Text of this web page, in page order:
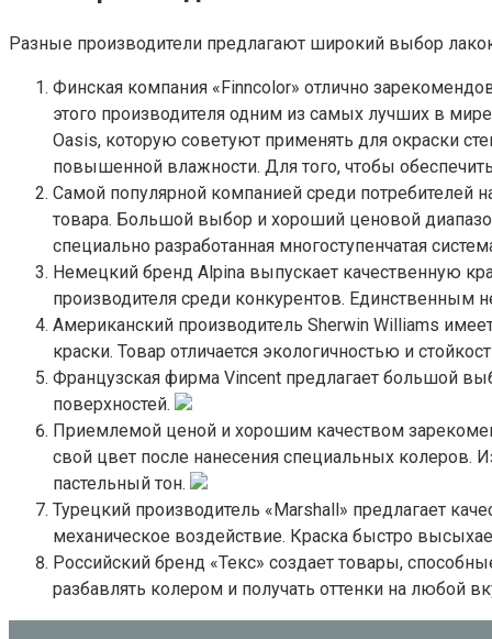
Разные производители предлагают широкий выбор
Финская компания «Finncolor» отлично
этого производителя одним из самых лучших в
Oasis, которую советуют применять для окраски
повышенной влажности. Для того, чтобы
Самой популярной компанией среди потребителей
товара. Большой выбор и хороший ценовой
специально разработанная многоступенчатая
Немецкий бренд Alpina выпускает качественную
производителя среди конкурентов. Единственным
Американский производитель Sherwin Williams
краски. Товар отличается экологичностью и
Французская фирма Vincent предлагает большой
поверхностей.
Приемлемой ценой и хорошим качеством
свой цвет после нанесения специальных колеров.
пастельный тон.
Турецкий производитель «Marshall» предлагает
механическое воздействие. Краска быстро
Российский бренд «Текс» создает товары,
разбавлять колером и получать оттенки на любой